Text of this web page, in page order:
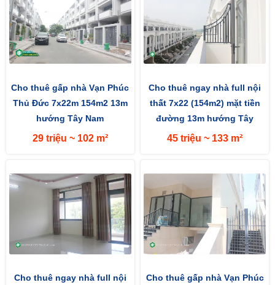
Cho thuê gấp nhà Vạn Phúc
Thủ Đức 7x22m 154m2 13m
hướng Tây Nam
29 triệu ~ 102 m²
Cho thuê ngay nhà full nội
thất 7x22 (154m2) mặt tiền
đường 13m hướng Tây
45 triệu ~ 133 m²
Cho thuê ngay nhà full nội
Cho thuê gấp nhà Vạn Phúc